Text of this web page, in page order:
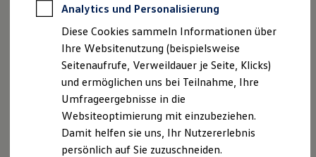
Professional Class bei Volkswagen
Behörden
Direktkunden
Sonderfahrzeuge
Anpfiff zum Gewinn
Elektromobilität
Elektroautos
ID. Tutorials
Elektrofahrzeugkonzepte
ID. EVERY1
Reichweite
Analytics und Personalisierung
Diese Cookies sammeln Informationen über
Ihre Websitenutzung (beispielsweise
Seitenaufrufe, Verweildauer je Seite, Klicks)
und ermöglichen uns bei Teilnahme, Ihre
Umfrageergebnisse in die
Websiteoptimierung mit einzubeziehen.
Damit helfen sie uns, Ihr Nutzererlebnis
persönlich auf Sie zuzuschneiden.